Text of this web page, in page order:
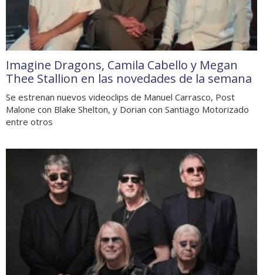
Imagine Dragons, Camila Cabello y Megan
Thee Stallion en las novedades de la semana
Se estrenan nuevos videoclips de Manuel Carrasco, Post
Malone con Blake Shelton, y Dorian con Santiago Motorizado
entre otros